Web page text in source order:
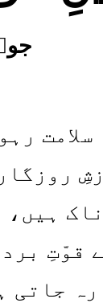
قوّتِ
رہ جاتی